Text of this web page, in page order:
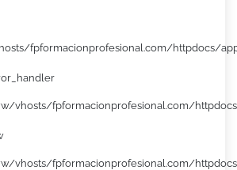
fpformacionprofesional.com/httpdocs/
vhosts/fpformacionprofesional.com/
vhosts/fpformacionprofesional.com/